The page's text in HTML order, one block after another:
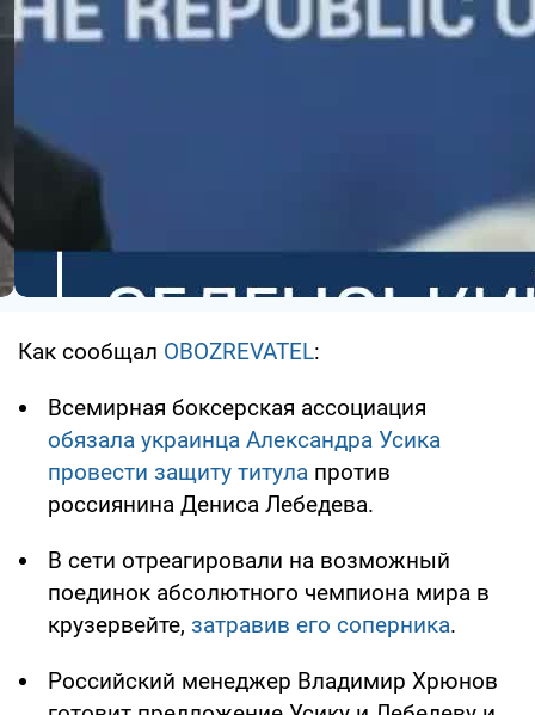
Как сообщал OBOZREVATEL:
Всемирная боксерская ассоциация
обязала украинца Александра Усика
провести защиту титула против
россиянина Дениса Лебедева.
В сети отреагировали на возможный
поединок абсолютного чемпиона мира в
крузервейте, затравив его соперника.
Российский менеджер Владимир Хрюнов